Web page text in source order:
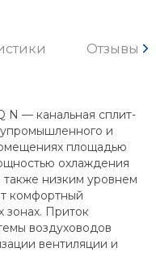
Отзывы
N — канальная сплит-
и
площадью
охлаждения
также низким уровнем
комфортный
зонах. Приток
воздуховодов
вентиляции и